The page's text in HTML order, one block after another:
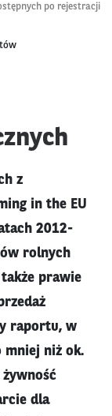
po rejestracji
z
in the EU
2012-
rolnych
prawie
raportu, w
mniej niż ok.
żywność
dla